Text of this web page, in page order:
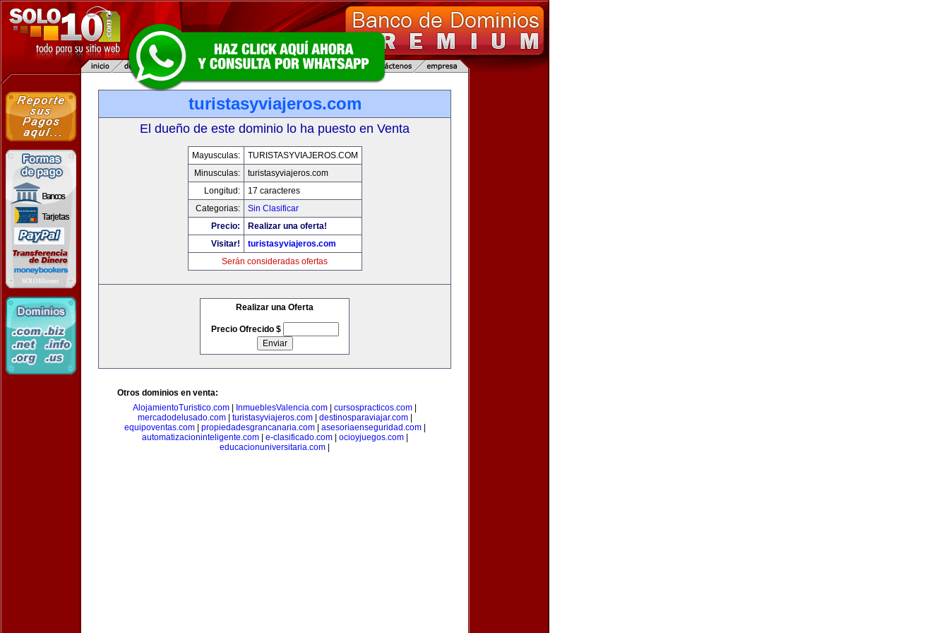
turistasyviajeros.com
El dueño de este dominio lo ha puesto en Venta
Mayusculas:
TURISTASYVIAJEROS.COM
Minusculas:
turistasyviajeros.com
Longitud:
17 caracteres
Categorias:
Sin Clasificar
Precio:
Realizar una oferta!
Visitar!
turistasyviajeros.com
Serán consideradas ofertas
Realizar una Oferta
Precio Ofrecido $
Otros dominios en venta:
AlojamientoTuristico.com
InmueblesValencia.com cursospracticos.com
mercadodelusado.com| turistasyviajeros.com| destinosparaviajar.com|
equipoventas.com| propiedadesgrancanaria.com| asesoriaenseguridad.com|
automatizacioninteligente.com| e-clasificado.com| ocioyjuegos.com|
educacionuniversitaria.com